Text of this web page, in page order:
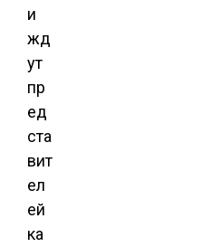
и
жд
ут
пр
ед
ста
вит
ел
ей
ка